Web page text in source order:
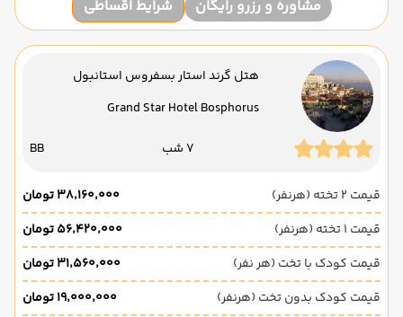
مشاوره و رزرو رایگان شرایط اقساطی
هتل گرند استار بسفروس استانبول
Grand Star Hotel Bosphorus
7 شب BB
قیمت 2 تخته (هرنفر)
۳۸٬۱۶۰٬۰۰۰ تومان
قیمت 1 تخته (هرنفر)
۵۶٬۴۲۰٬۰۰۰ تومان
قیمت کودک با تخت (هر نفر)
۳۱٬۵۶۰٬۰۰۰ تومان
قیمت کودک بدون تخت (هرنفر)
۱۹٬۰۰۰٬۰۰۰ تومان